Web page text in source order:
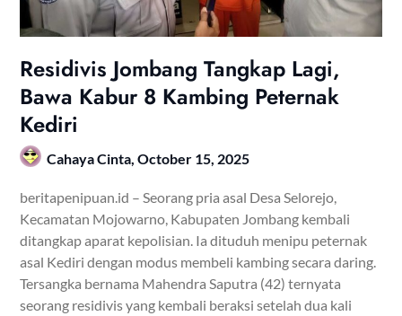
Residivis Jombang Tangkap Lagi,
Bawa Kabur 8 Kambing Peternak
Kediri
Cahaya Cinta,October 15, 2025
beritapenipuan.id – Seorang pria asal Desa Selorejo,
Kecamatan Mojowarno, Kabupaten Jombang kembali
ditangkap aparat kepolisian. Ia dituduh menipu peternak
asal Kediri dengan modus membeli kambing secara daring.
Tersangka bernama Mahendra Saputra (42) ternyata
seorang residivis yang kembali beraksi setelah dua kali